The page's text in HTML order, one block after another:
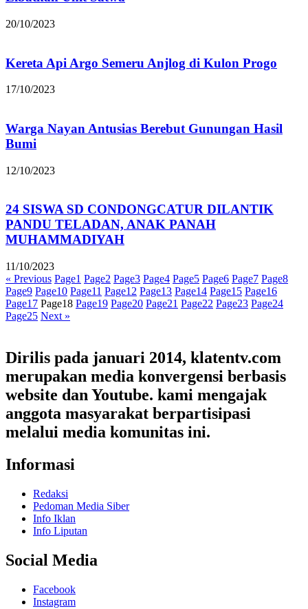
20/10/2023
Kereta Api Argo Semeru Anjlog di Kulon Progo
17/10/2023
Warga Nayan Antusias Berebut Gunungan Hasil
Bumi
12/10/2023
24 SISWA SD CONDONGCATUR DILANTIK
PANDU TELADAN, ANAK PANAH
MUHAMMADIYAH
11/10/2023
« Previous Page1 Page2 Page3 Page4 Page5 Page6 Page7 Page8
Page9 Page10 Page11 Page12 Page13 Page14 Page15 Page16
Page17 Page18 Page19 Page20 Page21 Page22 Page23 Page24
Page25 Next »
Dirilis pada januari 2014, klatentv.com
merupakan media konvergensi berbasis
website dan Youtube. kami mengajak
anggota masyarakat berpartisipasi
melalui media komunitas ini.
Informasi
Redaksi
Pedoman Media Siber
Info Iklan
Info Liputan
Social Media
Facebook
Instagram